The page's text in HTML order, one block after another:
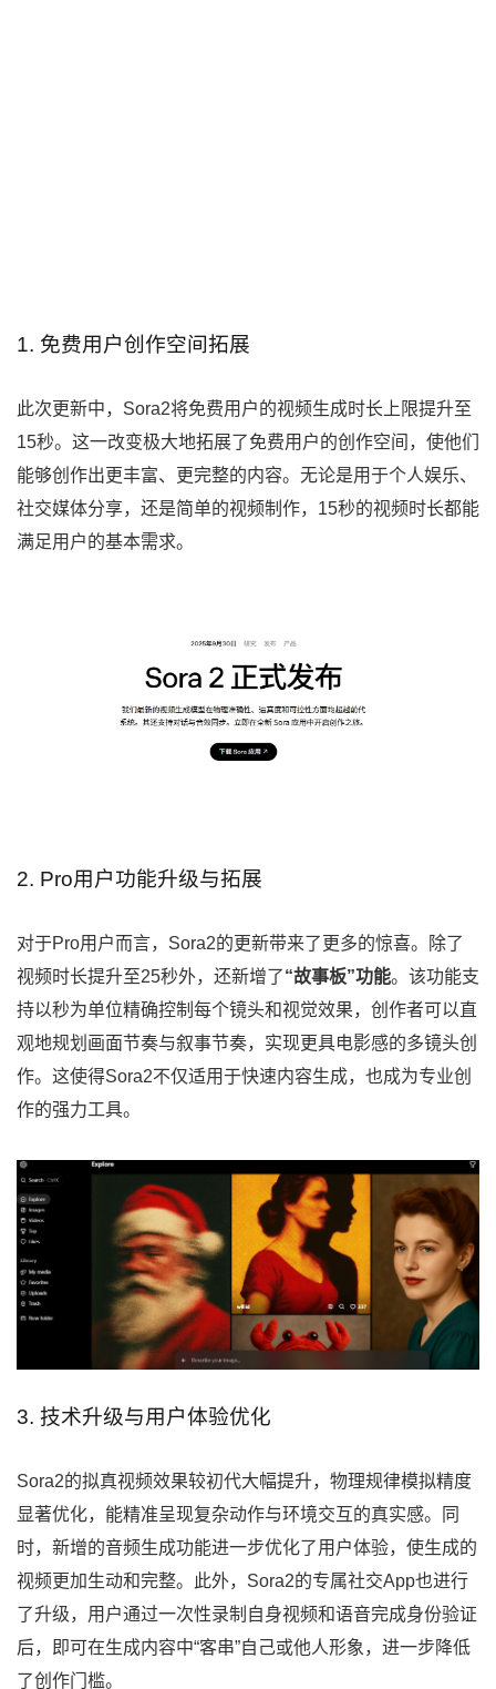
1. 免费用户创作空间拓展
此次更新中，Sora2将免费用户的视频生成时长上限提升至
15秒。这一改变极大地拓展了免费用户的创作空间，使他们
能够创作出更丰富、更完整的内容。无论是用于个人娱乐、
社交媒体分享，还是简单的视频制作，15秒的视频时长都能
满足用户的基本需求。
2. Pro用户功能升级与拓展
对于Pro用户而言，Sora2的更新带来了更多的惊喜。除了
视频时长提升至25秒外，还新增了“故事板”功能。该功能支
持以秒为单位精确控制每个镜头和视觉效果，创作者可以直
观地规划画面节奏与叙事节奏，实现更具电影感的多镜头创
作。这使得Sora2不仅适用于快速内容生成，也成为专业创
作的强力工具。
3. 技术升级与用户体验优化
Sora2的拟真视频效果较初代大幅提升，物理规律模拟精度
显著优化，能精准呈现复杂动作与环境交互的真实感。同
时，新增的音频生成功能进一步优化了用户体验，使生成的
视频更加生动和完整。此外，Sora2的专属社交App也进行
了升级，用户通过一次性录制自身视频和语音完成身份验证
后，即可在生成内容中“客串”自己或他人形象，进一步降低
了创作门槛。